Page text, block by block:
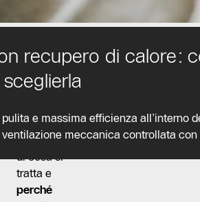
recupero di calore:
e massima efficienza all’interno
meccanica controllata con
o più nel
dettaglio
di cosa si
tratta e
perché